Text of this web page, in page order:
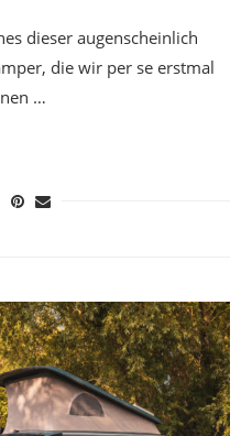
dieser augenscheinlich
die wir per se erstmal
…